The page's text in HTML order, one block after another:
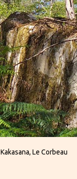
Kakasana, Le Corbeau